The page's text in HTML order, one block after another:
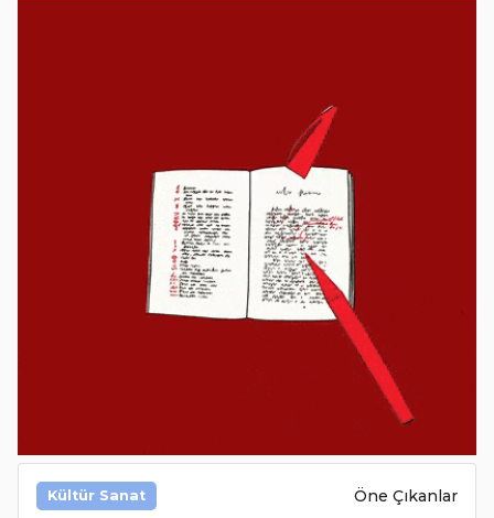
Kültür Sanat Öne Çıkanlar